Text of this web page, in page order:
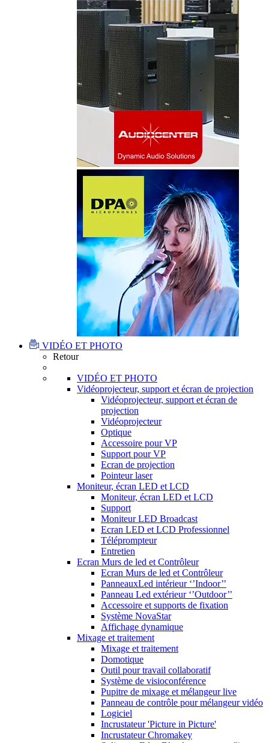
VIDÉO ET PHOTO
Retour
VIDÉO ET PHOTO
Vidéoprojecteur, support et écran de projection
Vidéoprojecteur, support et écran de
projection
Vidéoprojecteur
Optique
Accessoire pour VP
Support pour VP
Ecran de projection
Pointeur laser
Moniteur, écran LED et LCD
Moniteur, écran LED et LCD
Support
Moniteur LED Broadcast
Ecran LED et LCD Professionnel
Téléprompteur
Entretien
Ecran Murs de led et Contrôleur
Ecran Murs de led et Contrôleur
PanneauxLed intérieur ‘’Indoor’’
Panneau Led extérieur ‘’Outdoor’’
Accessoire et supports de fixation
Système NovaStar
Affichage dynamique
Mixage et traitement
Mixage et traitement
Domotique
Outil pour travail collaboratif
Système de visioconférence
Pupitre de mixage et mélangeur live
Panneau de contrôle pour mélangeur vidéo
Logiciel
Incrustateur 'Picture in Picture'
Incrustateur Chromakey